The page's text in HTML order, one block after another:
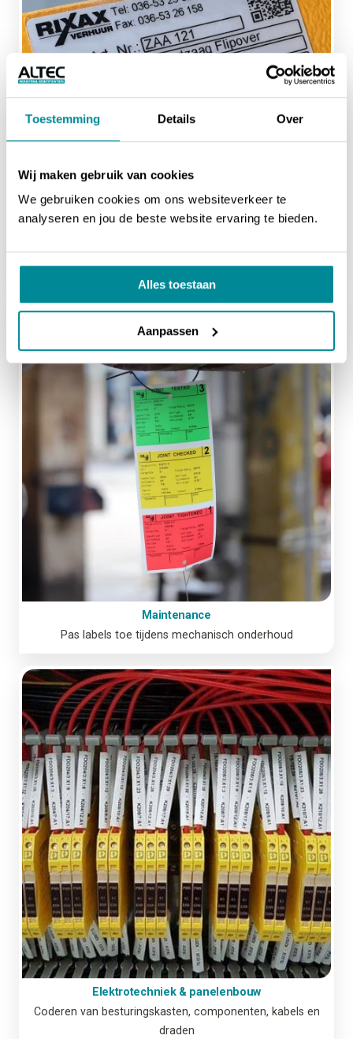
Toestemming Details Over
Wij maken gebruik van cookies
We gebruiken cookies om ons websiteverkeer te
analyseren en jou de beste website ervaring te bieden.
Alles toestaan
Aanpassen
Maintenance
Pas labels toe tijdens mechanisch onderhoud
Elektrotechniek & panelenbouw
Coderen van besturingskasten, componenten, kabels en
draden